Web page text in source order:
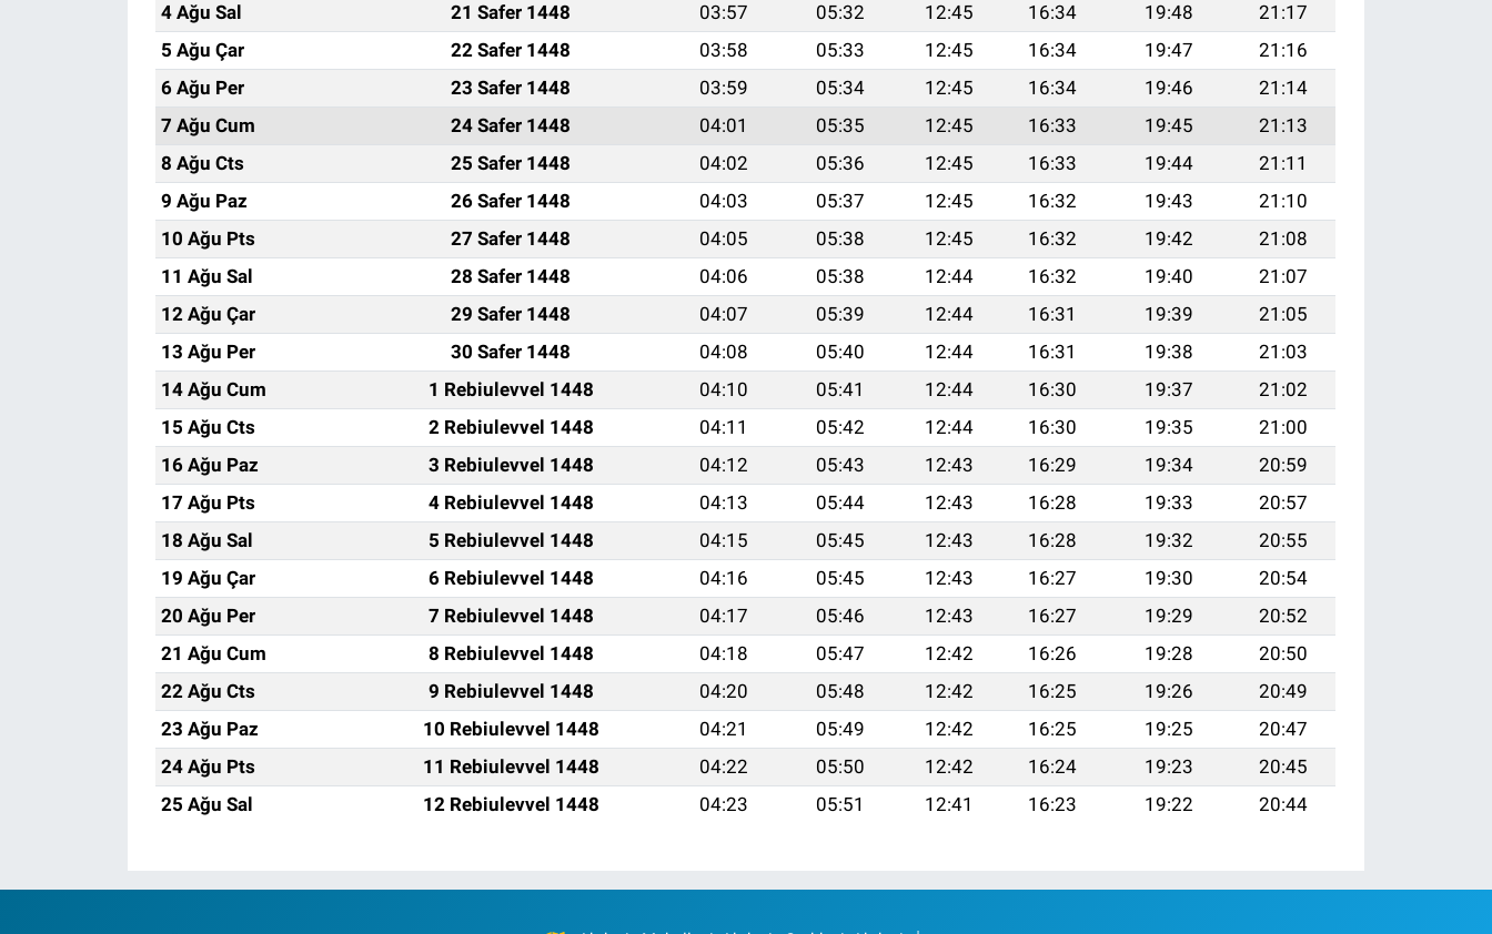
4 Ağu Sal
21 Safer 1448 03:57 05:32 12:45 16:34 19:48
21:17
5 Ağu Çar
22 Safer 1448 03:58 05:33 12:45 16:34 19:47
21:16
6 Ağu Per
23 Safer 1448 03:59 05:34 12:45 16:34 19:46
21:14
7 Ağu Cum
24 Safer 1448 04:01 05:35 12:45 16:33 19:45
21:13
8 Ağu Cts
25 Safer 1448 04:02 05:36 12:45 16:33 19:44
21:11
9 Ağu Paz
26 Safer 1448 04:03 05:37 12:45 16:32 19:43
21:10
10 Ağu Pts
27 Safer 1448 04:05 05:38 12:45 16:32 19:42
21:08
11 Ağu Sal
28 Safer 1448 04:06 05:38 12:44 16:32 19:40
21:07
12 Ağu Çar
29 Safer 1448 04:07 05:39 12:44 16:31 19:39
21:05
13 Ağu Per
30 Safer 1448 04:08 05:40 12:44 16:31 19:38
21:03
14 Ağu Cum
1 Rebiulevvel 1448 04:10 05:41 12:44 16:30 19:37
21:02
15 Ağu Cts
2 Rebiulevvel 1448 04:11 05:42 12:44 16:30 19:35
21:00
16 Ağu Paz
3 Rebiulevvel 1448 04:12 05:43 12:43 16:29 19:34
20:59
17 Ağu Pts
4 Rebiulevvel 1448 04:13 05:44 12:43 16:28 19:33
20:57
18 Ağu Sal
5 Rebiulevvel 1448 04:15 05:45 12:43 16:28 19:32
20:55
19 Ağu Çar
6 Rebiulevvel 1448 04:16 05:45 12:43 16:27 19:30
20:54
20 Ağu Per
7 Rebiulevvel 1448 04:17 05:46 12:43 16:27 19:29
20:52
21 Ağu Cum
8 Rebiulevvel 1448 04:18 05:47 12:42 16:26 19:28
20:50
22 Ağu Cts
9 Rebiulevvel 1448 04:20 05:48 12:42 16:25 19:26
20:49
23 Ağu Paz
10 Rebiulevvel 1448 04:21 05:49 12:42 16:25 19:25
20:47
24 Ağu Pts
11 Rebiulevvel 1448 04:22 05:50 12:42 16:24 19:23
20:45
25 Ağu Sal
12 Rebiulevvel 1448 04:23 05:51 12:41 16:23 19:22 20:44